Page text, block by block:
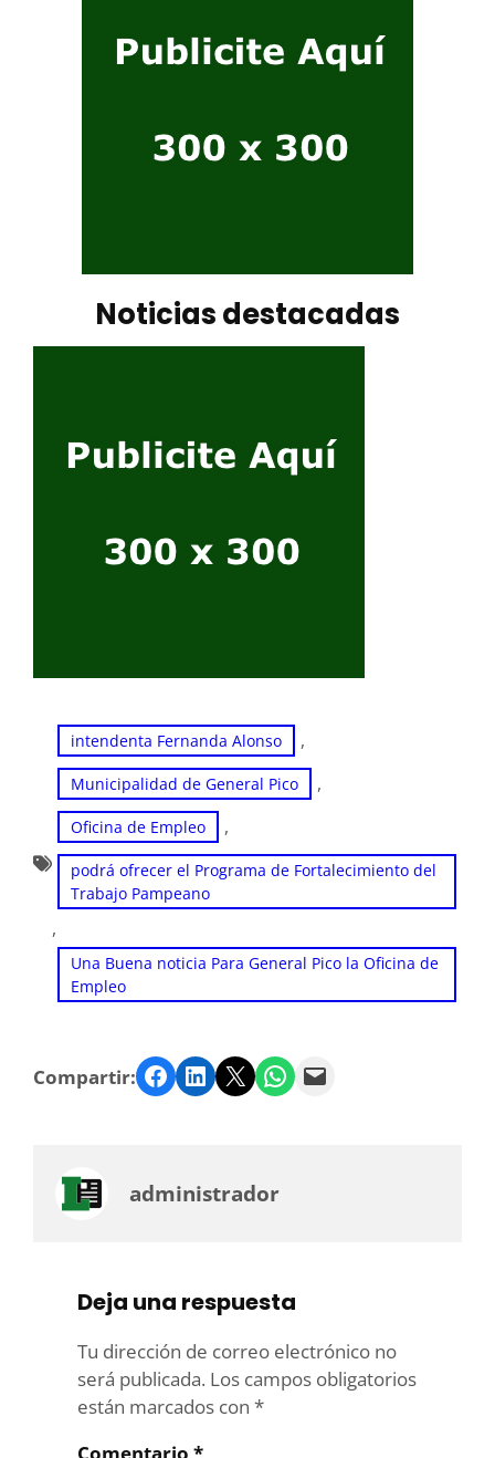
Noticias destacadas
intendenta Fernanda Alonso ,
Municipalidad de General Pico ,
Oficina de Empleo ,
podrá ofrecer el Programa de Fortalecimiento del
Trabajo Pampeano
,
Una Buena noticia Para General Pico la Oficina de
Empleo
Compartir: Facebook LinkedIn Twitter WhatsApp Email
administrador
Deja una respuesta
Tu dirección de correo electrónico no
será publicada. Los campos obligatorios
están marcados con *